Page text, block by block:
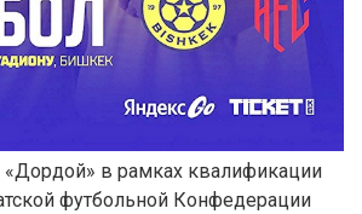
«Дордой» в рамках квалификации
футбольной Конфедерации